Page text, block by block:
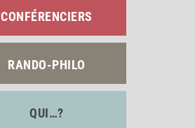
CONFÉRENCIERS
RANDO-PHILO
QUI…?